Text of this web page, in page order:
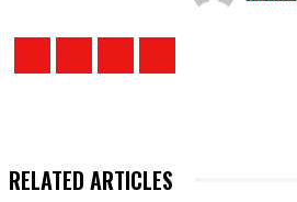
RELATED ARTICLES